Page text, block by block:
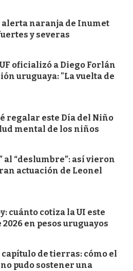
alerta naranja de Inumet
y severas
oficializó a Diego Forlán
uruguaya: "La vuelta de
regalar este Día del Niño
mental de los niños
al “deslumbre”: así vieron
actuación de Leonel
cuánto cotiza la UI este
2026 en pesos uruguayos
de tierras: cómo el
pudo sostener una